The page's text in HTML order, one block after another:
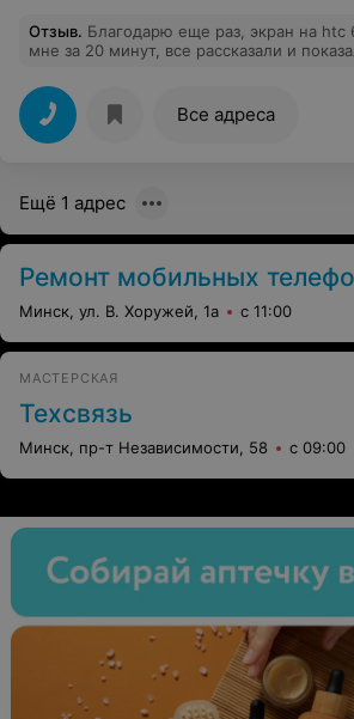
Отзыв. Благодарю еще раз, экран на htc
мне за 20 минут, все рассказали и
друзьям.
Все адреса
Ещё 1 адрес
Ремонт мобильных телефонов
Минск, ул. В. Хоружей, 1а с 11:00
МАСТЕРСКАЯ
Техсвязь
Минск, пр-т Независимости, 58 с 09:00